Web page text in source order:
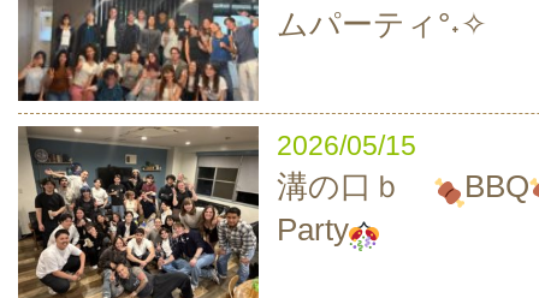
ムパーティ°˖✧
2026/05/15
溝の口ｂ
BBQ
Party